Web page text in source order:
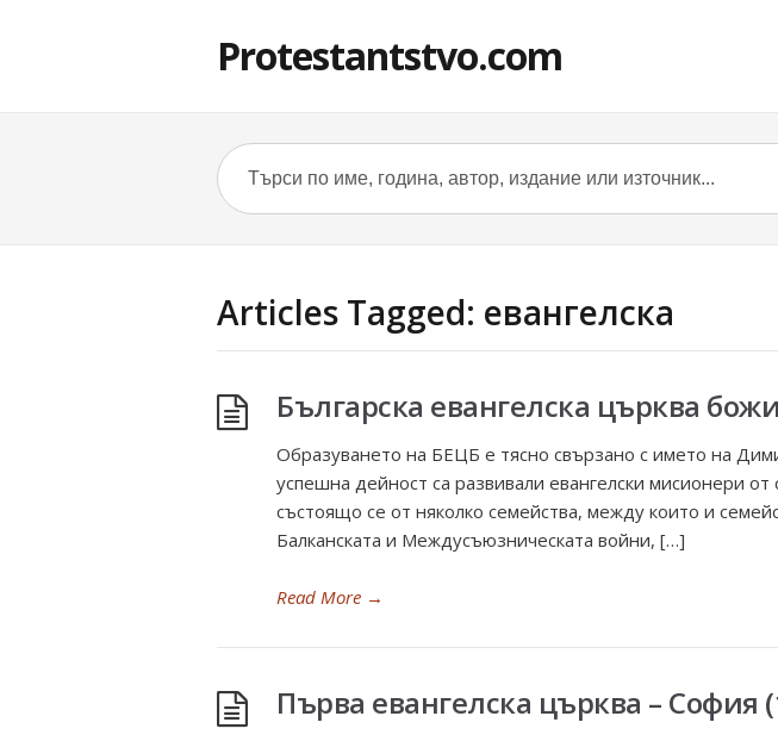
Protestantstvo.com
Articles Tagged: евангелска
Българска евангелска църква
Образуването на БЕЦБ е тясно свързано с името на
успешна дейност са развивали евангелски мисионери
състоящо се от няколко семейства, между които и
Балканската и Междусъюзническата войни, […]
Read More →
Първа евангелска църква – София